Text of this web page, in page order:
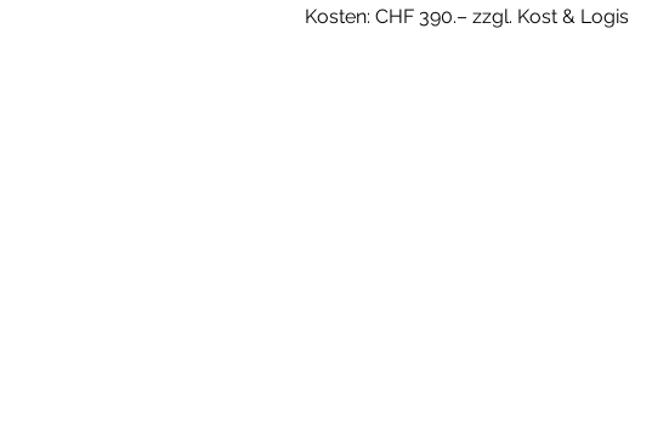
Kosten: CHF 390.– zzgl. Kost & Logis